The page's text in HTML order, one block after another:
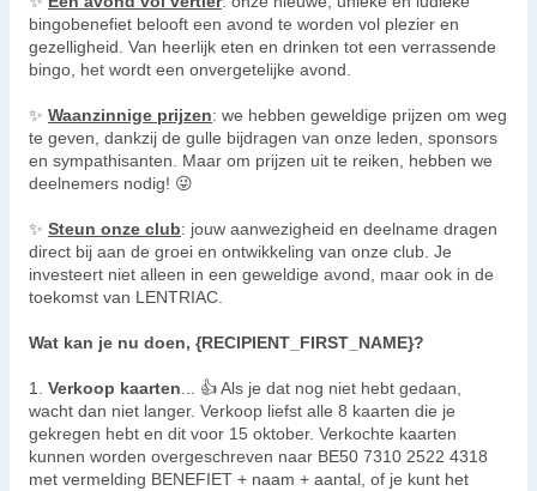
bingobenefiet belooft een avond te worden vol plezier en
gezelligheid. Van heerlijk eten en drinken tot een verrassende
bingo, het wordt een onvergetelijke avond.
✨ Waanzinnige prijzen: we hebben geweldige prijzen om weg
te geven, dankzij de gulle bijdragen van onze leden, sponsors
en sympathisanten. Maar om prijzen uit te reiken, hebben we
deelnemers nodig! 😜
✨ Steun onze club: jouw aanwezigheid en deelname dragen
direct bij aan de groei en ontwikkeling van onze club. Je
investeert niet alleen in een geweldige avond, maar ook in de
toekomst van LENTRIAC.
Wat kan je nu doen, {RECIPIENT_FIRST_NAME}?
1. Verkoop kaarten ... 👍 Als je dat nog niet hebt gedaan,
wacht dan niet langer. Verkoop liefst alle 8 kaarten die je
gekregen hebt en dit voor 15 oktober. Verkochte kaarten
kunnen worden overgeschreven naar BE50 7310 2522 4318
met vermelding BENEFIET + naam + aantal, of je kunt het